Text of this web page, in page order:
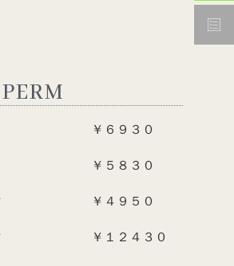
PERM
￥６９３０
マ ￥５８３０
ーマ ￥４９５０
マ ￥１２４３０